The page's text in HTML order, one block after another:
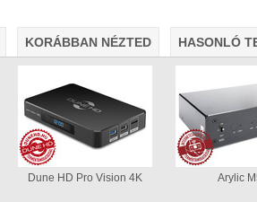
(10 Gbit/sec) • Hardver RAID0/
esetén
• Akár 24 TB-os HDD/SSD
KORÁBBAN NÉZTED HASONLÓ
Dune HD Pro Vision 4K Arylic